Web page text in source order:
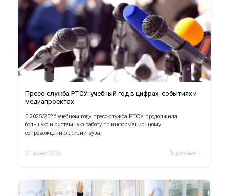
Пресс-служба РТСУ: учебный год в цифрах, событиях и
медиапроектах
В 2025/2026 учебном году пресс-служба РТСУ продолжила
большую и системную работу по информационному
сопровождению жизни вуза.
27 июня 2026 Подробнее >